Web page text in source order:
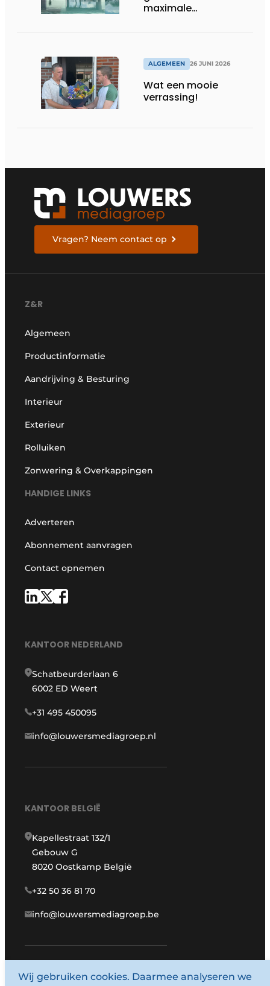
maximale
ALGEMEEN 26 JUNI 2026
Wat een mooie
verrassing!
Vragen? Neem contact op
Z&R
Algemeen
Productinformatie
Aandrijving & Besturing
Interieur
Exterieur
Rolluiken
Zonwering & Overkappingen
HANDIGE LINKS
Adverteren
Abonnement aanvragen
Contact opnemen
KANTOOR NEDERLAND
Schatbeurderlaan 6
6002 ED Weert
+31 495 450095
info@louwersmediagroep.nl
KANTOOR BELGIË
Kapellestraat 132/1
Gebouw G
8020 Oostkamp België
+32 50 36 81 70
info@louwersmediagroep.be
www.louwersmediagroep.com
Wij gebruiken cookies. Daarmee analyseren we